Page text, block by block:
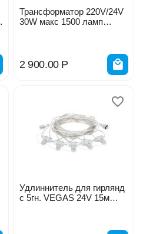
Трансформатор 220V/24V
30W макс 1500 ламп
2 900.00 Р
Удлиннитель для гирлянд
с 5гн. VEGAS 24V 15м